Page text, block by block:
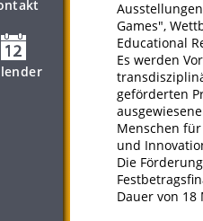
Games",
Educational
Es werden
geförderten
Menschen
und
Die
Dauer von 18